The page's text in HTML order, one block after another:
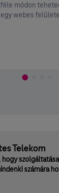
módon
egy webes
Telekom
számára